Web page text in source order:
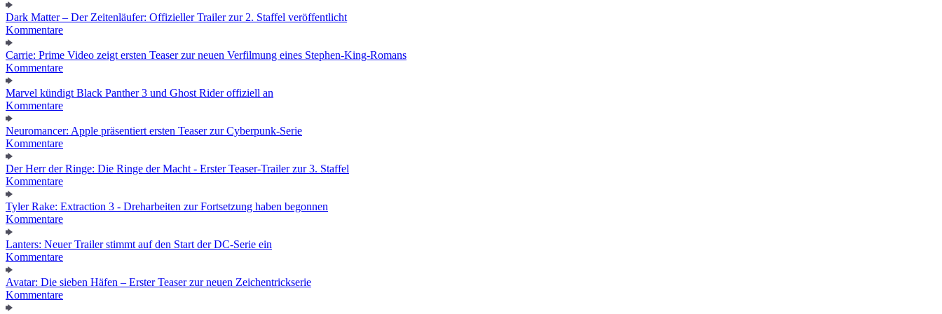
Dark Matter – Der Zeitenläufer: Offizieller Trailer zur 2. Staffel veröffentlicht
Kommentare
Carrie: Prime Video zeigt ersten Teaser zur neuen Verfilmung eines Stephen-King-Romans
Kommentare
Marvel kündigt Black Panther 3 und Ghost Rider offiziell an
Kommentare
Neuromancer: Apple präsentiert ersten Teaser zur Cyberpunk-Serie
Kommentare
Der Herr der Ringe: Die Ringe der Macht - Erster Teaser-Trailer zur 3. Staffel
Kommentare
Tyler Rake: Extraction 3 - Dreharbeiten zur Fortsetzung haben begonnen
Kommentare
Lanters: Neuer Trailer stimmt auf den Start der DC-Serie ein
Kommentare
Avatar: Die sieben Häfen – Erster Teaser zur neuen Zeichentrickserie
Kommentare